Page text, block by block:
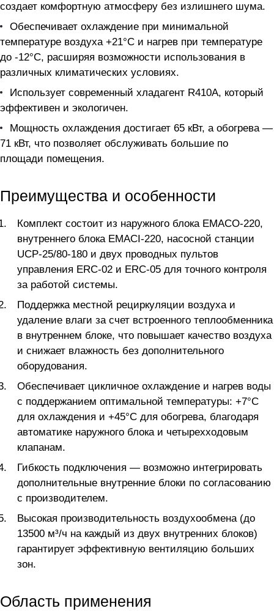
создает комфортную атмосферу без излишнего шума.
Обеспечивает охлаждение при минимальной
температуре воздуха +21°C и нагрев при температуре
до -12°C, расширяя возможности использования в
различных климатических условиях.
Использует современный хладагент R410A, который
эффективен и экологичен.
Мощность охлаждения достигает 65 кВт, а обогрева —
71 кВт, что позволяет обслуживать большие по
площади помещения.
Преимущества и особенности
Комплект состоит из наружного блока EMACO-220,
внутреннего блока EMACI-220, насосной станции
UCP-25/80-180 и двух проводных пультов
управления ERC-02 и ERC-05 для точного контроля
за работой системы.
Поддержка местной рециркуляции воздуха и
удаление влаги за счет встроенного теплообменника
в внутреннем блоке, что повышает качество воздуха
и снижает влажность без дополнительного
оборудования.
Обеспечивает цикличное охлаждение и нагрев воды
с поддержанием оптимальной температуры: +7°C
для охлаждения и +45°C для обогрева, благодаря
автоматике наружного блока и четырехходовым
клапанам.
Гибкость подключения — возможно интегрировать
дополнительные внутренние блоки по согласованию
с производителем.
Высокая производительность воздухообмена (до
13500 м³/ч на каждый из двух внутренних блоков)
гарантирует эффективную вентиляцию больших
зон.
Область применения